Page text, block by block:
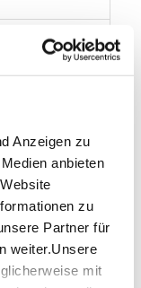
Anzeigen zu
anbieten
zu
Partner für
weiter.Unsere
mit